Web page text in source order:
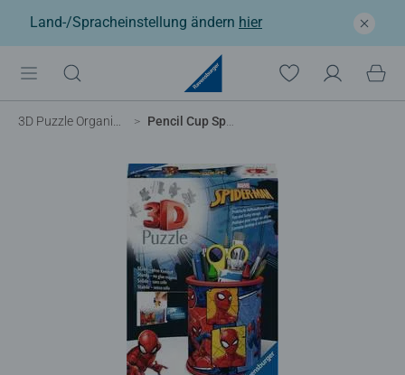
Land-/Spracheinstellung ändern hier
3D Puzzle Organizer & Co Pencil Cup Spiderman